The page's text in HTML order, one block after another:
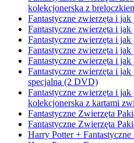
kolekcjonerska z
Fantastyczne zwierzęta i jak
Fantastyczne zwierzęta i
Fantastyczne zwierzęta i
Fantastyczne zwierzęta i
Fantastyczne zwierzęta i
Fantastyczne zwierzęta i
specjalna (2 DVD)
Fantastyczne zwierzęta i
kolekcjonerska z kartami
Fantastyczne Zwierzęta
Fantastyczne Zwierzęta
Harry Potter +